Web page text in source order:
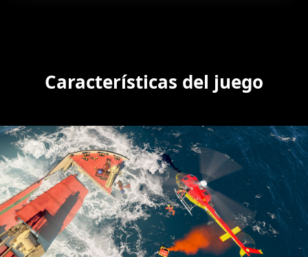
Características del juego